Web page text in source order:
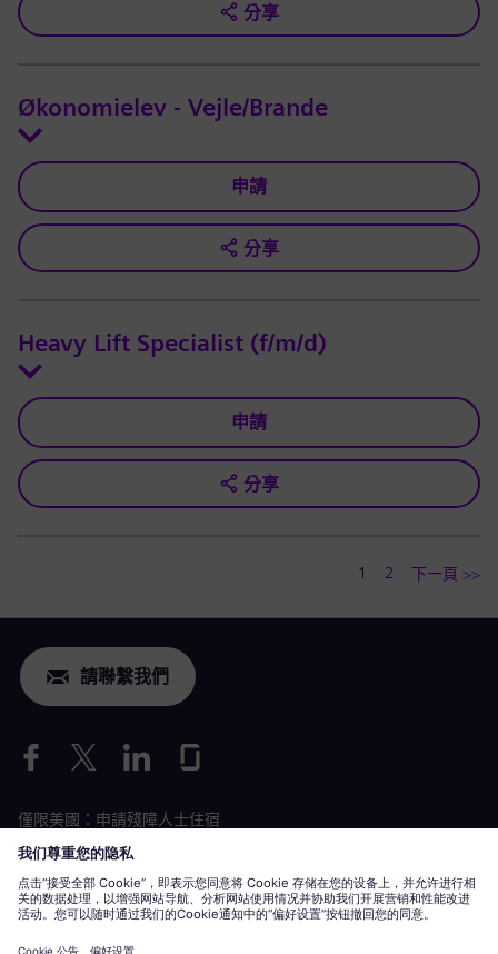
分享
Økonomielev - Vejle/Brande
申請
分享
Heavy Lift Specialist (f/m/d)
申請
分享
1 2 下一頁 >>
請聯繫我們
僅限美國：申請殘障人士住宿
勞動條件申請